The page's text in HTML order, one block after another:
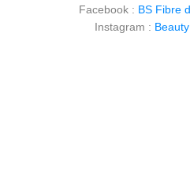
Facebook : BS Fibre
Instagram :